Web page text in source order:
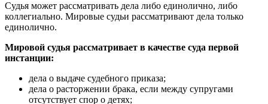
Судья может рассматривать дела либо единолично, либо
коллегиально. Мировые судьи рассматривают дела только
единолично.
Мировой судья рассматривает в качестве суда первой
инстанции:
дела о выдаче судебного приказа;
дела о расторжении брака, если между супругами
отсутствует спор о детях;